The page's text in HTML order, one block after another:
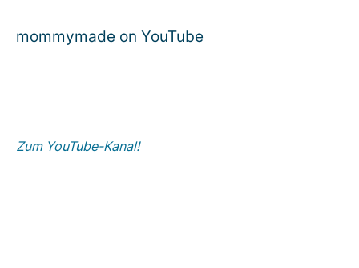
mommymade on YouTube
Zum YouTube-Kanal!